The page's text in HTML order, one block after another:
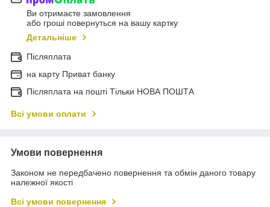
Ви отримаєте замовлення
або гроші повернуться на вашу картку
Детальніше
Післяплата
на карту Приват банку
Післяплата на пошті Тільки НОВА ПОШТА
Всі умови оплати
Умови повернення
Законом не передбачено повернення та обмін даного товару
належної якості
Всі умови повернення